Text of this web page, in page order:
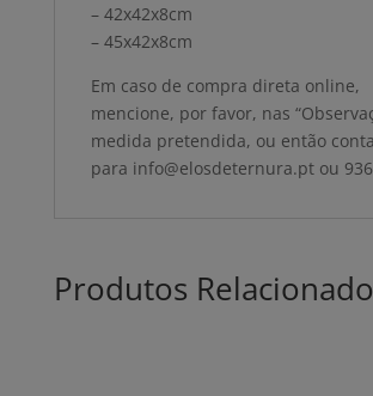
– 42x42x8cm
– 45x42x8cm
Em caso de compra direta online,
mencione, por favor, nas
medida pretendida, ou então
para info@elosdeternura.pt ou
Produtos